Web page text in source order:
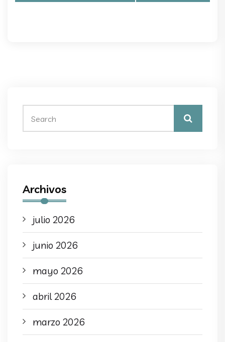
Archivos
julio 2026
junio 2026
mayo 2026
abril 2026
marzo 2026